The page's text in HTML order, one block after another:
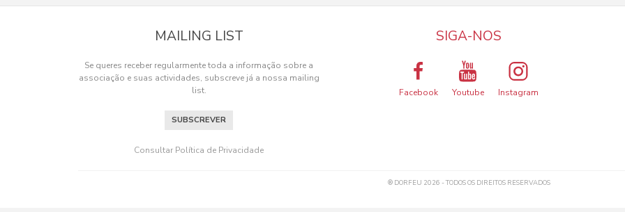
MAILING LIST
Se queres receber regularmente toda a informação sobre a
associação e suas actividades, subscreve já a nossa mailing
list.
SUBSCREVER
Consultar Política de Privacidade
SIGA-NOS
Facebook Youtube Instagram
® DORFEU 2026 - TODOS OS DIREITOS RESERVADOS